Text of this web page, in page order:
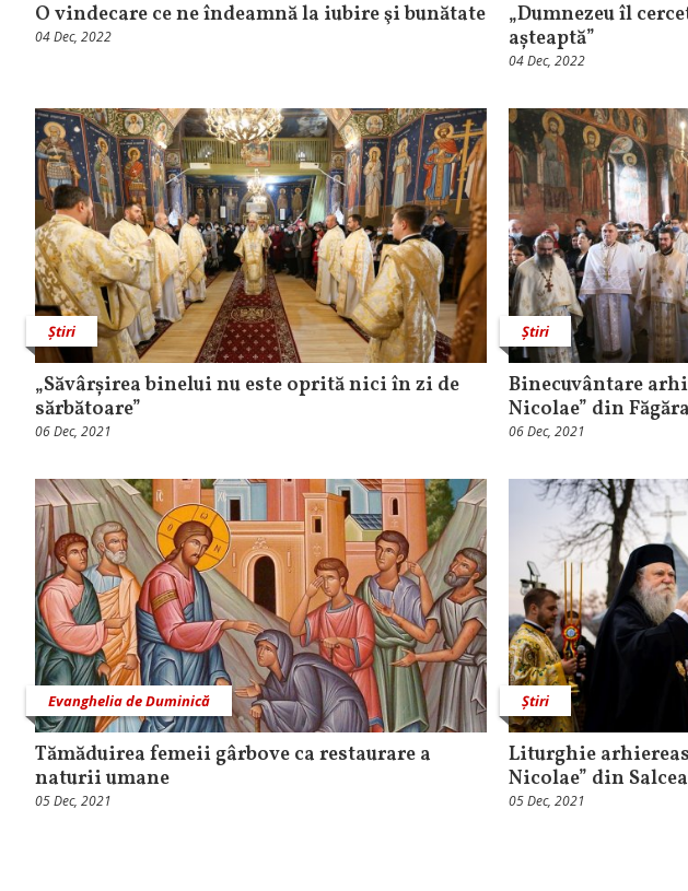
O vindecare ce ne îndeamnă la iubire şi bunătate
04 Dec, 2022
„Dumnezeu îl
așteaptă”
04 Dec, 2022
Știri
„Săvârșirea binelui nu este oprită nici în zi de
sărbătoare”
06 Dec, 2021
Știri
Binecuvântare
Nicolae” din
06 Dec, 2021
Evanghelia de Duminică
Tămăduirea femeii gârbove ca restaurare a
naturii umane
05 Dec, 2021
Știri
Liturghie
Nicolae” din
05 Dec, 2021